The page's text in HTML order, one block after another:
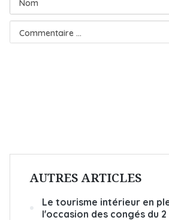
AUTRES ARTICLES
Le tourisme intérieur en
l'occasion des congés du